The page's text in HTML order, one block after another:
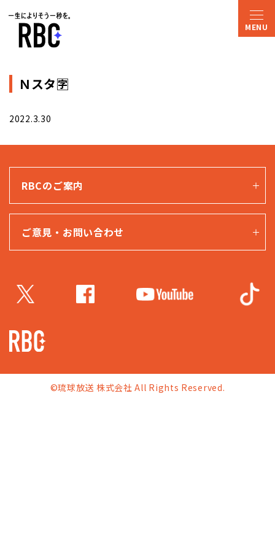
Ｎスタ🈑
2022.3.30
RBCのご案内
ご意見・お問い合わせ
©琉球放送 株式会社 All Rights Reserved.